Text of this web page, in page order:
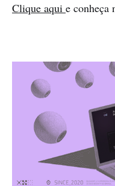
Clique aqui e conheça